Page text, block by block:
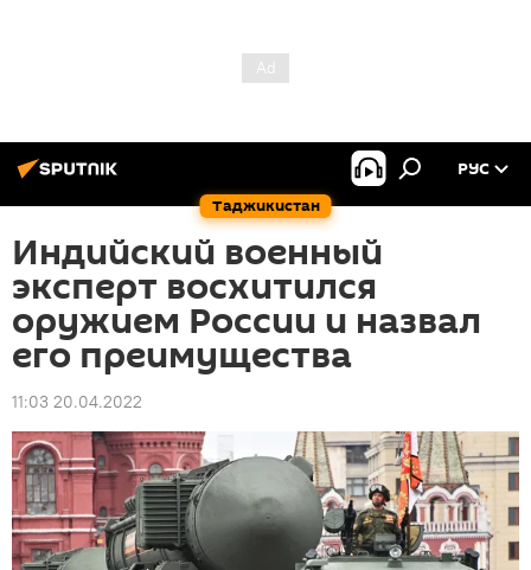
Таджикистан
РУС
Индийский военный
эксперт восхитился
оружием России и назвал
его преимущества
11:03 20.04.2022